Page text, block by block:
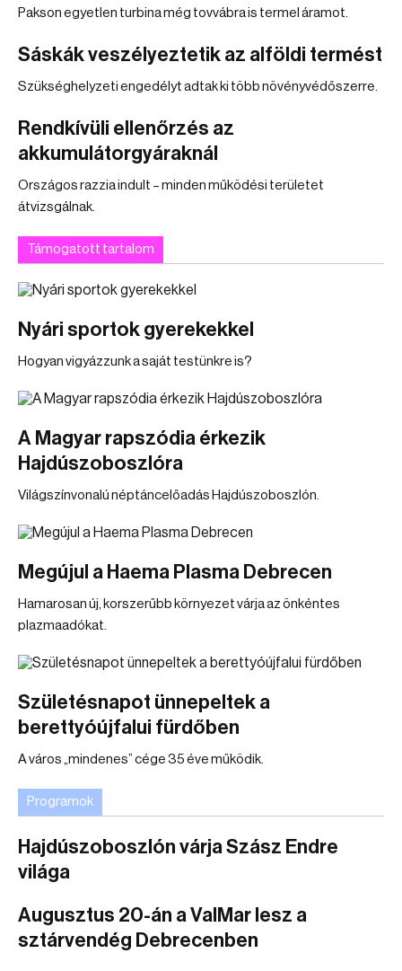
Pakson egyetlen turbina még tovvábra is termel áramot.
Sáskák veszélyeztetik az alföldi termést
Szükséghelyzeti engedélyt adtak ki több növényvédőszerre.
Rendkívüli ellenőrzés az
akkumulátorgyáraknál
Országos razzia indult – minden működési területet
átvizsgálnak.
Támogatott tartalom
Nyári sportok gyerekekkel
Hogyan vigyázzunk a saját testünkre is?
A Magyar rapszódia érkezik
Hajdúszoboszlóra
Világszínvonalú néptáncelőadás Hajdúszoboszlón.
Megújul a Haema Plasma Debrecen
Hamarosan új, korszerűbb környezet várja az önkéntes
plazmaadókat.
Születésnapot ünnepeltek a
berettyóújfalui fürdőben
A város „mindenes” cége 35 éve működik.
Programok
Hajdúszoboszlón várja Szász Endre
világa
Augusztus 20-án a ValMar lesz a
sztárvendég Debrecenben